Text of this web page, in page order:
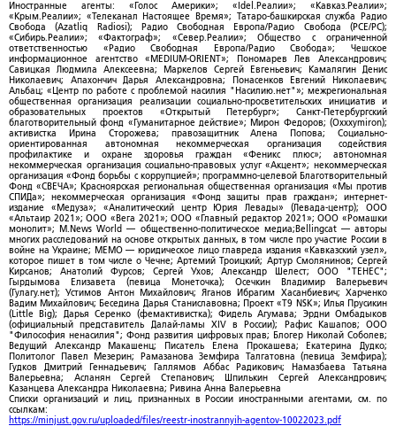
Иностранные агенты: «Голос Америки»; «Idel.Реалии»; «Кавказ.Реалии»;
«Крым.Реалии»; «Телеканал Настоящее Время»; Татаро-башкирская служба Радио
Свобода (Azatliq Radiosi); Радио Свободная Европа/Радио Свобода (PCE/PC);
«Сибирь.Реалии»; «Фактограф»; «Север.Реалии»; Общество с ограниченной
ответственностью «Радио Свободная Европа/Радио Свобода»; Чешское
информационное агентство «MEDIUM-ORIENT»; Пономарев Лев Александрович;
Савицкая Людмила Алексеевна; Маркелов Сергей Евгеньевич; Камалягин Денис
Николаевич; Апахончич Дарья Александровна; Понасенков Евгений Николаевич;
Альбац; «Центр по работе с проблемой насилия "Насилию.нет"»; межрегиональная
общественная организация реализации социально-просветительских инициатив и
образовательных проектов «Открытый Петербург»; Санкт-Петербургский
благотворительный фонд «Гуманитарное действие»; Мирон Федоров; (Oxxxymiron);
активистка Ирина Сторожева; правозащитник Алена Попова; Социально-
ориентированная автономная некоммерческая организация содействия
профилактике и охране здоровья граждан «Феникс плюс»; автономная
некоммерческая организация социально-правовых услуг «Акцент»; некоммерческая
организация «Фонд борьбы с коррупцией»; программно-целевой Благотворительный
Фонд «СВЕЧА»; Красноярская региональная общественная организация «Мы против
СПИДа»; некоммерческая организация «Фонд защиты прав граждан»; интернет-
издание «Медуза»; «Аналитический центр Юрия Левады» (Левада-центр); ООО
«Альтаир 2021»; ООО «Вега 2021»; ООО «Главный редактор 2021»; ООО «Ромашки
монолит»; M.News World — общественно-политическое медиа;Bellingcat — авторы
многих расследований на основе открытых данных, в том числе про участие России в
войне на Украине; МЕМО — юридическое лицо главреда издания «Кавказский узел»,
которое пишет в том числе о Чечне; Артемий Троицкий; Артур Смолянинов; Сергей
Кирсанов; Анатолий Фурсов; Сергей Ухов; Александр Шелест; ООО "ТЕНЕС";
Гырдымова Елизавета (певица Монеточка); Осечкин Владимир Валерьевич
(Гулагу.нет); Устимов Антон Михайлович; Яганов Ибрагим Хасанбиевич; Харченко
Вадим Михайлович; Беседина Дарья Станиславовна; Проект «T9 NSK»; Илья Прусикин
(Little Big); Дарья Серенко (фемактивистка); Фидель Агумава; Эрдни Омбадыков
(официальный представитель Далай-ламы XIV в России); Рафис Кашапов; ООО
"Философия ненасилия"; Фонд развития цифровых прав; Блогер Николай Соболев;
Ведущий Александр Макашенц; Писатель Елена Прокашева; Екатерина Дудко;
Политолог Павел Мезерин; Рамазанова Земфира Талгатовна (певица Земфира);
Гудков Дмитрий Геннадьевич; Галлямов Аббас Радикович; Намазбаева Татьяна
Валерьевна; Асланян Сергей Степанович; Шпилькин Сергей Александрович;
Казанцева Александра Николаевна; Ривина Анна Валерьевна
Списки организаций и лиц, признанных в России иностранными агентами, см. по
ссылкам:
https://minjust.gov.ru/uploaded/files/reestr-inostrannyih-agentov-10022023.pdf